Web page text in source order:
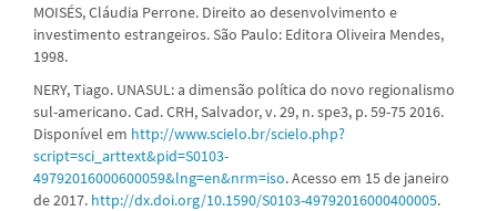
MOISÉS, Cláudia Perrone. Direito ao desenvolvimento e
investimento estrangeiros. São Paulo: Editora Oliveira Mendes,
1998.
NERY, Tiago. UNASUL: a dimensão política do novo regionalismo
sul-americano. Cad. CRH, Salvador, v. 29, n. spe3, p. 59-75 2016.
Disponível em http://www.scielo.br/scielo.php?
script=sci_arttext&pid=S0103-
49792016000600059&lng=en&nrm=iso. Acesso em 15 de janeiro
de 2017. http://dx.doi.org/10.1590/S0103-49792016000400005.